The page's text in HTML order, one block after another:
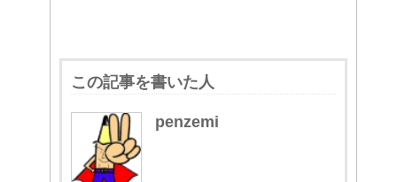
この記事を書いた人
penzemi